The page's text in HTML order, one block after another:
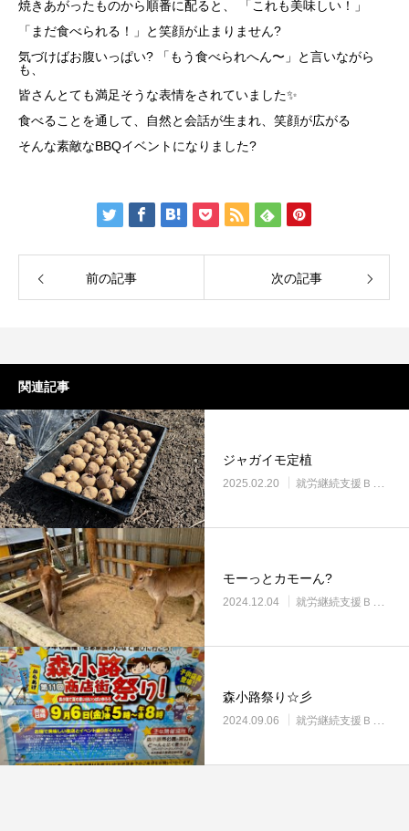
焼きあがったものから順番に配ると、 「これも美味しい！」
「まだ食べられる！」と笑顔が止まりません?
気づけばお腹いっぱい? 「もう食べられへん〜」と言いながら
も、
皆さんとても満足そうな表情をされていました✨
食べることを通して、自然と会話が生まれ、笑顔が広がる
そんな素敵なBBQイベントになりました?
前の記事 次の記事
関連記事
ジャガイモ定植
2025.02.20 就労継続支援Ｂ型・ニコプレイス
モーっとカモーん?
2024.12.04 就労継続支援Ｂ型・ニコプレイス
森小路祭り☆彡
2024.09.06 就労継続支援Ｂ型・ニコプレイス